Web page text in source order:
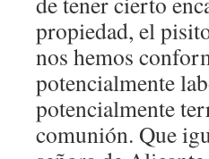
propiedad, el
nos hemos
potencialmente
potencialmente
comunión. Que